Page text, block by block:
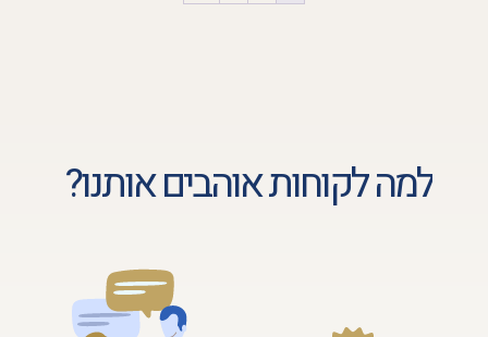
למה לקוחות אוהבים אותנו?